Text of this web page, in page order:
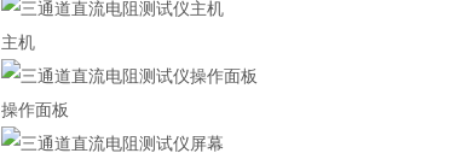
主机
操作面板